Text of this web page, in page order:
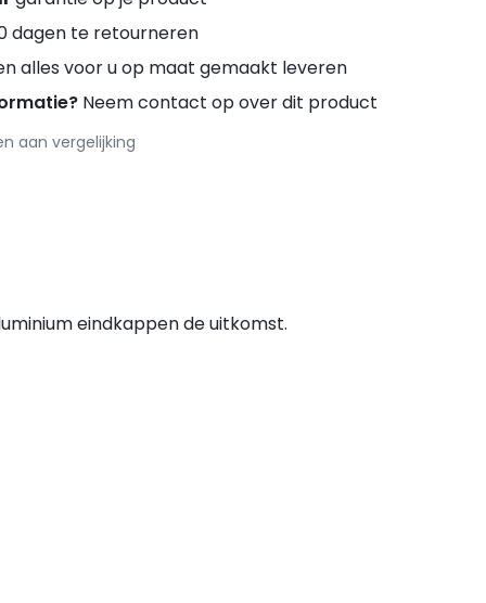
dagen te retourneren
alles voor u op maat gemaakt leveren
Neem contact op over dit product
aan vergelijking
eindkappen de uitkomst.